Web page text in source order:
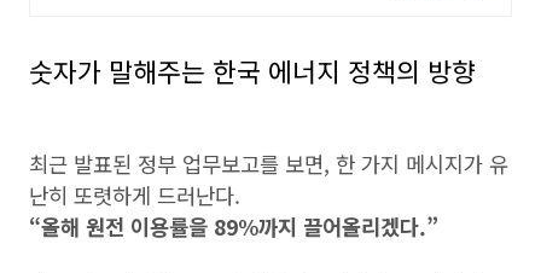
숫자가 말해주는 한국 에너지 정책의 방향
최근 발표된 정부 업무보고를 보면, 한 가지 메시지가 유
난히 또렷하게 드러난다.
“올해 원전 이용률을 89%까지 끌어올리겠다.”